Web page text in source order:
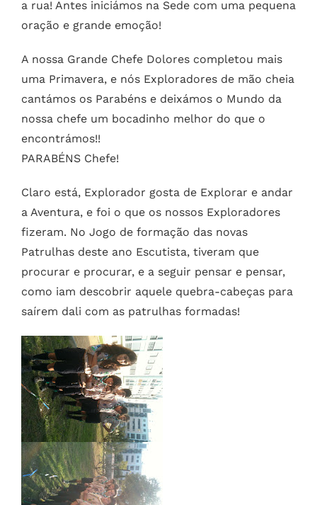
a rua! Antes iniciámos na Sede com uma pequena
oração e grande emoção!
A nossa Grande Chefe Dolores completou mais
uma Primavera, e nós Exploradores de mão cheia
cantámos os Parabéns e deixámos o Mundo da
nossa chefe um bocadinho melhor do que o
encontrámos!!
PARABÉNS Chefe!
Claro está, Explorador gosta de Explorar e andar
a Aventura, e foi o que os nossos Exploradores
fizeram. No Jogo de formação das novas
Patrulhas deste ano Escutista, tiveram que
procurar e procurar, e a seguir pensar e pensar,
como iam descobrir aquele quebra-cabeças para
saírem dali com as patrulhas formadas!